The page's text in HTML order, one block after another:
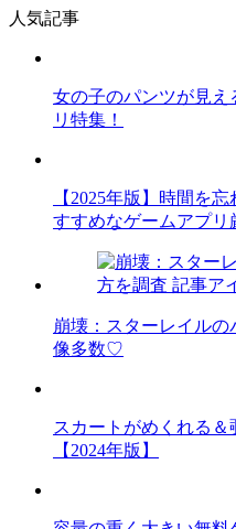
人気記事
女の子のパンツが見
リ特集！
【2025年版】時間を
すすめなゲームアプリ
崩壊：スターレイル
像多数♡
スカートがめくれる＆
【2024年版】